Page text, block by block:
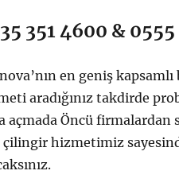
351 4600 &
en geniş
aradığınız takdirde
açmada Öncü firmalardan
çilingir hizmetimiz